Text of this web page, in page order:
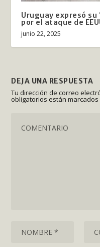
Uruguay expresó
por el ataque de
junio 22, 2025
DEJA UNA RESPUESTA
Tu dirección de correo
obligatorios están